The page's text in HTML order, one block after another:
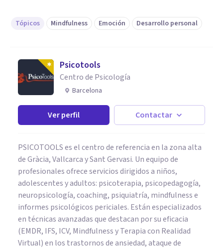
Tópicos Mindfulness Emoción Desarrollo personal
Psicotools
Centro de Psicología
Barcelona
Ver perfil Contactar
PSICOTOOLS es el centro de referencia en la zona alta
de Gràcia, Vallcarca y Sant Gervasi. Un equipo de
profesionales ofrece servicios dirigidos a niños,
adolescentes y adultos: psicoterapia, psicopedagogía,
neuropsicología, coaching, psiquiatría, mindfulness e
informes psicológicos periciales. Están especializados
en técnicas avanzadas que destacan por su eficacia
(EMDR, IFS, ICV, Mindfulness y Terapia con Realidad
Virtual) en los trastornos de ansiedad, ataque de